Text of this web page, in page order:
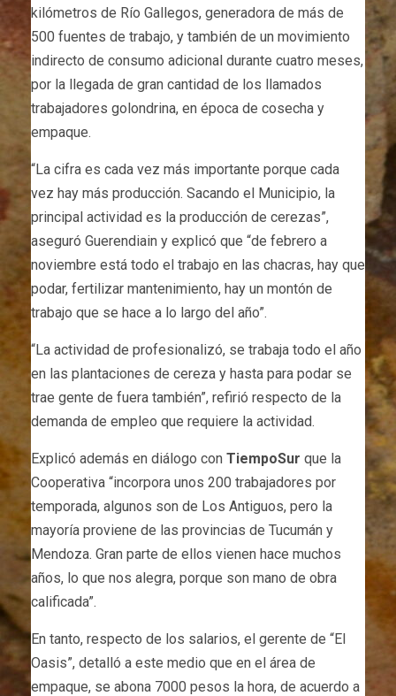
kilómetros de Río Gallegos, generadora de más de
500 fuentes de trabajo, y también de un movimiento
indirecto de consumo adicional durante cuatro meses,
por la llegada de gran cantidad de los llamados
trabajadores golondrina, en época de cosecha y
empaque.
“La cifra es cada vez más importante porque cada
vez hay más producción. Sacando el Municipio, la
principal actividad es la producción de cerezas”,
aseguró Guerendiain y explicó que “de febrero a
noviembre está todo el trabajo en las chacras, hay que
podar, fertilizar mantenimiento, hay un montón de
trabajo que se hace a lo largo del año”.
“La actividad de profesionalizó, se trabaja todo el año
en las plantaciones de cereza y hasta para podar se
trae gente de fuera también”, refirió respecto de la
demanda de empleo que requiere la actividad.
Explicó además en diálogo con TiempoSur que la
Cooperativa “incorpora unos 200 trabajadores por
temporada, algunos son de Los Antiguos, pero la
mayoría proviene de las provincias de Tucumán y
Mendoza. Gran parte de ellos vienen hace muchos
años, lo que nos alegra, porque son mano de obra
calificada”.
En tanto, respecto de los salarios, el gerente de “El
Oasis”, detalló a este medio que en el área de
empaque, se abona 7000 pesos la hora, de acuerdo a